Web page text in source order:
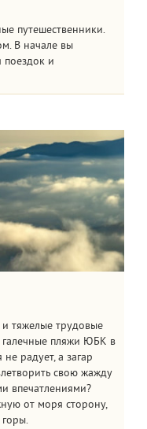
путешественники.
В начале вы
и
тяжелые трудовые
галечные пляжи ЮБК в
радует, а загар
свою жажду
впечатлениями?
от моря сторону,